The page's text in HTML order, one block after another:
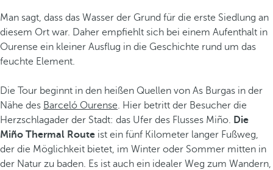
Man sagt, dass das Wasser der Grund für die erste Siedlung an
diesem Ort war. Daher empfiehlt sich bei einem Aufenthalt in
Ourense ein kleiner Ausflug in die Geschichte rund um das
feuchte Element.
Die Tour beginnt in den heißen Quellen von As Burgas in der
Nähe des Barceló Ourense. Hier betritt der Besucher die
Herzschlagader der Stadt: das Ufer des Flusses Miño. Die
Miño Thermal Route ist ein fünf Kilometer langer Fußweg,
der die Möglichkeit bietet, im Winter oder Sommer mitten in
der Natur zu baden. Es ist auch ein idealer Weg zum Wandern,